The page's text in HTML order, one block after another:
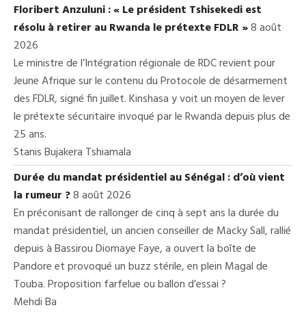
Floribert Anzuluni : « Le président Tshisekedi est
résolu à retirer au Rwanda le prétexte FDLR »8 août
2026
Le ministre de l’Intégration régionale de RDC revient pour
Jeune Afrique sur le contenu du Protocole de désarmement
des FDLR, signé fin juillet. Kinshasa y voit un moyen de lever
le prétexte sécuritaire invoqué par le Rwanda depuis plus de
25 ans.
Stanis Bujakera Tshiamala
Durée du mandat présidentiel au Sénégal : d’où vient
la rumeur ?8 août 2026
En préconisant de rallonger de cinq à sept ans la durée du
mandat présidentiel, un ancien conseiller de Macky Sall, rallié
depuis à Bassirou Diomaye Faye, a ouvert la boîte de
Pandore et provoqué un buzz stérile, en plein Magal de
Touba. Proposition farfelue ou ballon d’essai ?
Mehdi Ba